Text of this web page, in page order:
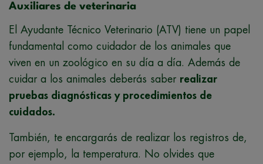
Auxiliares de veterinaria
El Ayudante Técnico Veterinario (ATV) tiene un papel
fundamental como cuidador de los animales que
viven en un zoológico en su día a día. Además de
cuidar a los animales deberás saber realizar
pruebas diagnósticas y procedimientos de
cuidados.
También, te encargarás de realizar los registros de,
por ejemplo, la temperatura. No olvides que